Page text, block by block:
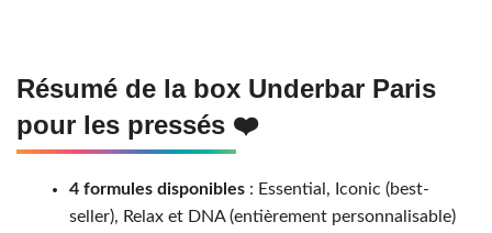
Résumé de la box Underbar Paris
pour les pressés ❤️
4 formules disponibles : Essential, Iconic (best-
seller), Relax et DNA (entièrement personnalisable)